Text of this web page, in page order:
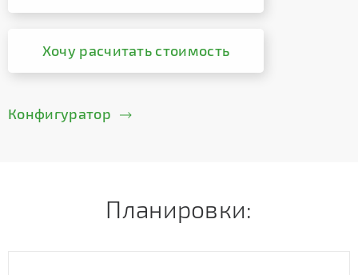
Хочу расчитать стоимость
Конфигуратор
Планировки: